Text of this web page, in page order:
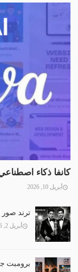
كانفا ذكاء اصطناعي
أبريل 10, 2026
ترند صور
أبريل 2, 2026
برومبت